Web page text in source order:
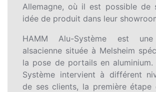
Allemagne, où il est possible de
idée de produit dans leur
HAMM Alu-Système est une
alsacienne située à Melsheim
la pose de portails en aluminium.
Système intervient à différent
de ses clients, la première étape